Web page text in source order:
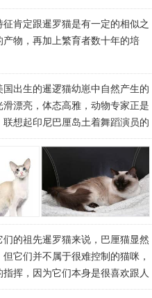
用异种型杂交，以保持暹罗猫短
密斯夫人在饲养的暹罗猫后代中
，因此虽然1930年就参加猫展，
30多年的努力，进行了一系列的
养猫协会承认。第一位培育是加
另一位育猫者合作，早在1960年
肯定跟暹罗猫是有一定的相似之
物，再加上繁育者数十年的培
线型。纤细，长线条。优雅，灵
。头骨稍凸;或扁平，吻部细腻。
尺寸。
富。从下颌起保持V字形轮廓。
颜色：深蓝。
东方型猫体态。骨胳纤细，肌肉紧
卷起。颈部曲线舒展、清晰，与
呈高腰状。腿长而纤细，长度和
。
出生的暹逻猫幼崽中自然产生的
漂亮，体态高雅，动物专家正是
想起印尼巴厘岛土着舞蹈演员的
关系。巴厘猫亦称巴厘岛猫、爪
产生的，故最初被叫做长毛暹罗
纽约州的贝伦史密斯夫人饲养的
的选育、纯化、繁育而成。
的祖先暹罗猫来说，巴厘猫显然
它们并不属于很难控制的猫咪，
挥，因为它们本身是很喜欢跟人
会患上抑郁症。